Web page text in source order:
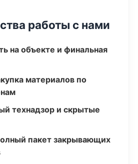
работы с нами
на объекте и финальная
материалов по
технадзор и скрытые
пакет закрывающих